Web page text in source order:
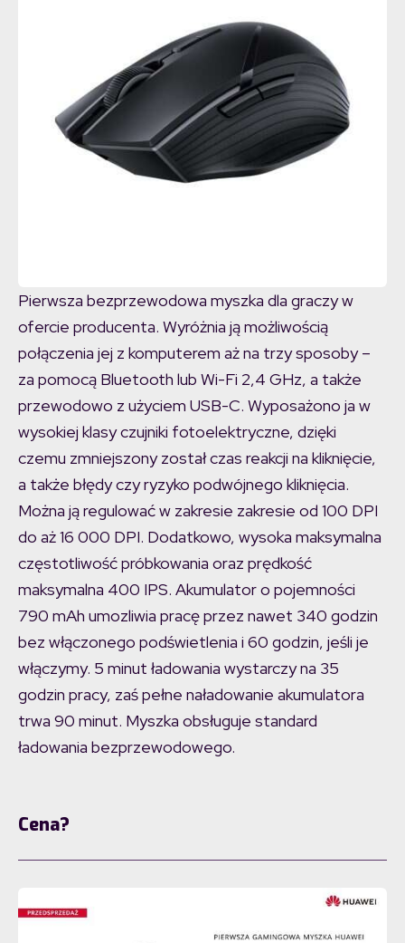
Pierwsza bezprzewodowa myszka dla graczy w
ofercie producenta. Wyróżnia ją możliwością
połączenia jej z komputerem aż na trzy sposoby –
za pomocą Bluetooth lub Wi-Fi 2,4 GHz, a także
przewodowo z użyciem USB-C. Wyposażono ja w
wysokiej klasy czujniki fotoelektryczne, dzięki
czemu zmniejszony został czas reakcji na kliknięcie,
a także błędy czy ryzyko podwójnego kliknięcia.
Można ją regulować w zakresie zakresie od 100 DPI
do aż 16 000 DPI. Dodatkowo, wysoka maksymalna
częstotliwość próbkowania oraz prędkość
maksymalna 400 IPS. Akumulator o pojemności
790 mAh umozliwia pracę przez nawet 340 godzin
bez włączonego podświetlenia i 60 godzin, jeśli je
włączymy. 5 minut ładowania wystarczy na 35
godzin pracy, zaś pełne naładowanie akumulatora
trwa 90 minut. Myszka obsługuje standard
ładowania bezprzewodowego.
Cena?